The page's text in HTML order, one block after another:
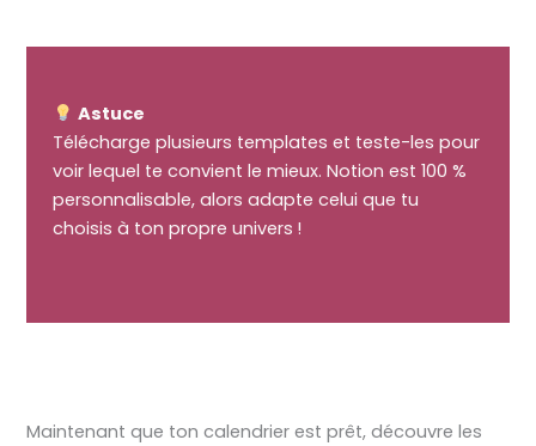
Astuce
Télécharge plusieurs templates et teste-les pour
voir lequel te convient le mieux. Notion est 100 %
personnalisable, alors adapte celui que tu
choisis à ton propre univers !
Maintenant que ton calendrier est prêt, découvre les